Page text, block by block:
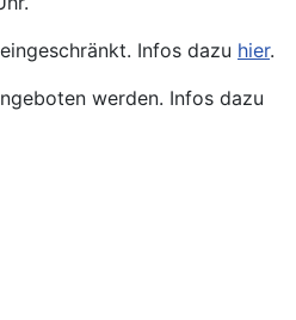
Infos dazu hier.
werden. Infos dazu